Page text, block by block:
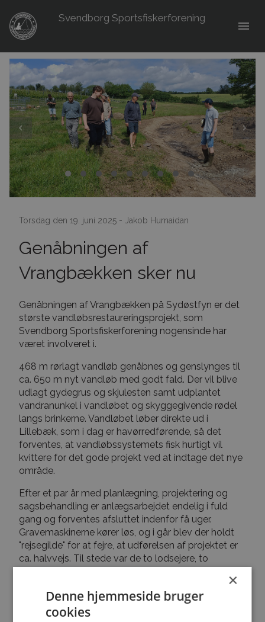
Svendborg Sportsfiskerforening
menu
Torsdag den 19. juni 2025 - Jakob Humaidan
Genåbningen af
Vrangbækken sker nu
Genåbningen af Vrangbækken på Sydøstfyn er det
største vandløbsrestaureringsprojekt, som
Svendborg Sportsfiskerforening nogensinde har
været involveret i.
468 m rørlagt vandløb genåbnes og genslynges til
ca. 650 m nyt vandløb med godt fald. Der vil blive
udlagt gydegrus og skjulesten samt udplantet
vandranunkel i vandløbet og skyggegivende rødel
langs brinkerne. Vandløbet løber direkte ud i
Lillebæk, som i dag er havørredførende, så det
forventes, at vandløbssystemets fisk hurtigt vil
kvittere for det gode projekt ved at indtage det nye
område.
Efter et par år med planlægning, projektering og
sagsbehandling er anlægsarbejdet endelig i fuld
gang og forventes afsluttet indenfor få uger.
Gravemaskinerne kører løs, og i går blev der holdt
"rejsegilde" for at fejre, at udførelsen af projektet er
ca. halvvejs. Til stede var de to lodsejere, to
Kommunes forvaltning, Havørred Fyn,
projektrådgiver og flere medlemmer af Svendborg
×
Denne hjemmeside bruger
cookies